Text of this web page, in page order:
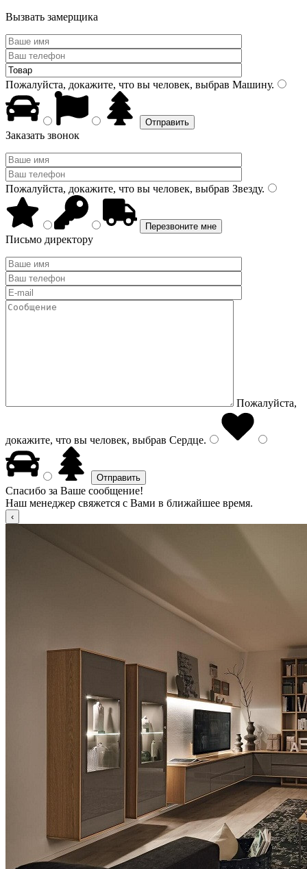
Вызвать замерщика
Пожалуйста, докажите, что вы человек, выбрав Машину.
Заказать звонок
Пожалуйста, докажите, что вы человек, выбрав Звезду.
Письмо директору
Пожалуйста,
докажите, что вы человек, выбрав Сердце.
Спасибо за Ваше сообщение!
Наш менеджер свяжется с Вами в ближайшее время.